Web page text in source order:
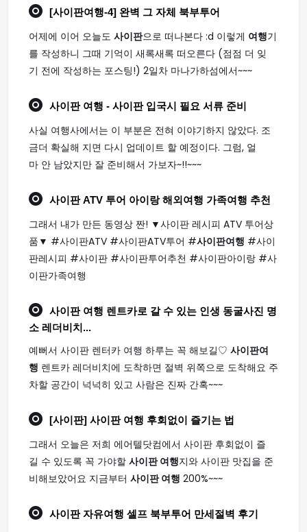
[사이판여행-4] 완벽 그 자체 북부투어
어제에 이어 오늘도 사이판으로 떠나본다 :d 이렇게 여행기
를 작성하니 그때 기억이 새록새록 떠오른다 (점점 더 잊
기 전에 작성하는 포스팅!) 2일차 마나가하섬에서~~~
사이판 여행 - 사이판 입국시 필요 서류 준비
사실 여행사에서는 이 부분은 전혀 이야기하지 않았다. 조
금더 확실해 지면 다시 업데이트 할 예정이다. 그럼, 얼
마 안 남았지만 잘 준비해서 가보자~!!~~~
사이판ATV 투어 아이랑 해외 여행 가족여행 추천
그래서 내가 만든 동영상 짠! ▼사이판 레시피 ATV 투어상
품▼ #사이판ATV #사이판ATV투어 #사이판여행 #사이
판레시피 #사이판 #사이판투어추천 #사이판아이랑 #사
이판가족여행
사이판 여행 렌트카로 갈 수 있는 인생 동굴사진 명
소 레더비치...
예뻐서 사이판 렌터카 여행 하루는 꼭 해보길♡ 사이판여
행 렌트카 레더비치에 도착하면 절벽 위쪽으로 도착해요 주
차할 공간이 넉넉히 있고 사람은 진짜 간혹~~~
[사이판] 사이판 여행 후회없이 즐기는 법
그래서 오늘은 저희 에어텔닷컴에서 사이판 후회없이 즐
길 수 있도록 꼭 가야할 사이판 여행지와 사이판 맛집을 준
비해보았어요 지금부터 사이판 여행 200%~~~
사이판자유여행 셀프 북부투어 만세절벽 후기